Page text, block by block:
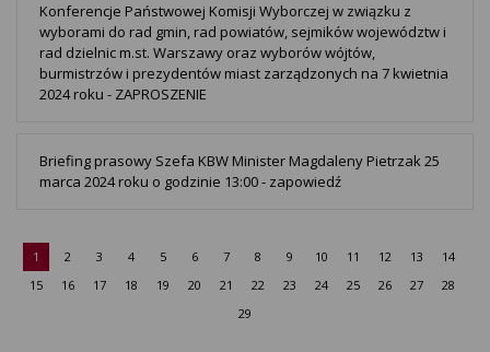
Konferencje Państwowej Komisji Wyborczej w związku z
wyborami do rad gmin, rad powiatów, sejmików województw i
rad dzielnic m.st. Warszawy oraz wyborów wójtów,
burmistrzów i prezydentów miast zarządzonych na 7 kwietnia
2024 roku - ZAPROSZENIE
Briefing prasowy Szefa KBW Minister Magdaleny Pietrzak 25
marca 2024 roku o godzinie 13:00 - zapowiedź
1 2 3 4 5 6 7 8 9 10 11 12 13
14
15
16 17 18 19 20 21 22 23 24 25 26 27
28
29